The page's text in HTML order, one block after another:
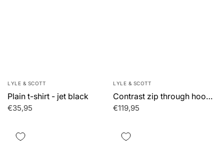
LYLE & SCOTT
Plain t-shirt - jet black
€35,95
LYLE & SCOTT
Contrast zip through hooded jacket - jet black gunmetal
€119,95